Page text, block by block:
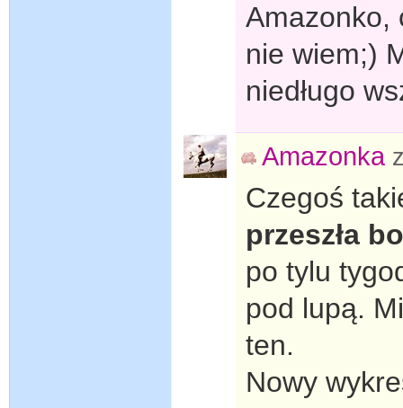
nie wiem;)
niedługo
Amazonka
Czegoś
przeszła
po tylu
pod lupą.
ten.
Nowy